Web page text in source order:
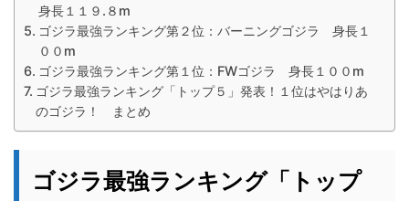
身長１１９.８m
ゴジラ最強ランキング第２位：バーニングゴジラ 身長１
００m
ゴジラ最強ランキング第１位：FWゴジラ 身長１００m
ゴジラ最強ランキング「トップ５」発表！１位はやはりあ
のゴジラ！ まとめ
ゴジラ最強ランキング「トップ